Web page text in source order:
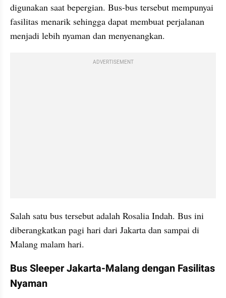
digunakan saat bepergian. Bus-bus tersebut mempunyai
fasilitas menarik sehingga dapat membuat perjalanan
menjadi lebih nyaman dan menyenangkan.
ADVERTISEMENT
Salah satu bus tersebut adalah Rosalia Indah. Bus ini
diberangkatkan pagi hari dari Jakarta dan sampai di
Malang malam hari.
Bus Sleeper Jakarta-Malang dengan Fasilitas
Nyaman